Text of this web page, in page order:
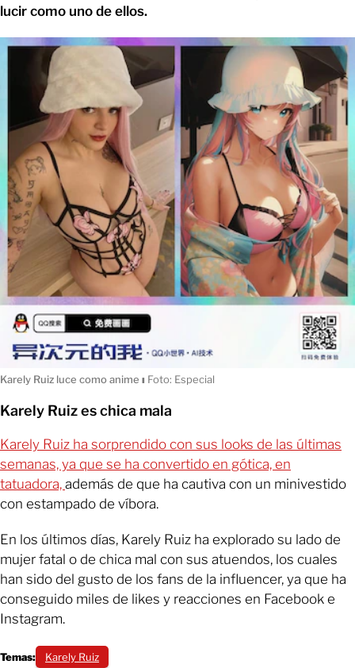
lucir como uno de ellos.
Karely Ruiz luce como anime ı Foto: Especial
Karely Ruiz es chica mala
Karely Ruiz ha sorprendido con sus looks de las últimas
semanas, ya que se ha convertido en gótica, en
tatuadora, además de que ha cautiva con un minivestido
con estampado de víbora.
En los últimos días, Karely Ruiz ha explorado su lado de
mujer fatal o de chica mal con sus atuendos, los cuales
han sido del gusto de los fans de la influencer, ya que ha
conseguido miles de likes y reacciones en Facebook e
Instagram.
Temas: Karely Ruiz